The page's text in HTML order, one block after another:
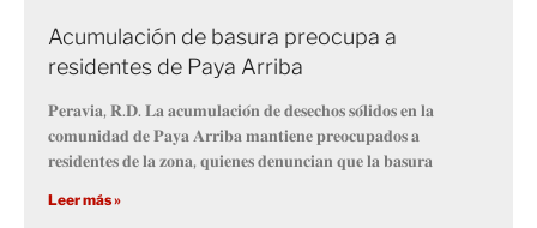
Acumulación de basura preocupa a
residentes de Paya Arriba
𝐏𝐞𝐫𝐚𝐯𝐢𝐚, 𝐑.𝐃. 𝐋𝐚 𝐚𝐜𝐮𝐦𝐮𝐥𝐚𝐜𝐢𝐨́𝐧 𝐝𝐞 𝐝𝐞𝐬𝐞𝐜𝐡𝐨𝐬 𝐬𝐨́𝐥𝐢𝐝𝐨𝐬 𝐞𝐧 𝐥𝐚
𝐜𝐨𝐦𝐮𝐧𝐢𝐝𝐚𝐝 𝐝𝐞 𝐏𝐚𝐲𝐚 𝐀𝐫𝐫𝐢𝐛𝐚 𝐦𝐚𝐧𝐭𝐢𝐞𝐧𝐞 𝐩𝐫𝐞𝐨𝐜𝐮𝐩𝐚𝐝𝐨𝐬 𝐚
𝐫𝐞𝐬𝐢𝐝𝐞𝐧𝐭𝐞𝐬 𝐝𝐞 𝐥𝐚 𝐳𝐨𝐧𝐚, 𝐪𝐮𝐢𝐞𝐧𝐞𝐬 𝐝𝐞𝐧𝐮𝐧𝐜𝐢𝐚𝐧 𝐪𝐮𝐞 𝐥𝐚 𝐛𝐚𝐬𝐮𝐫𝐚
Leer más »